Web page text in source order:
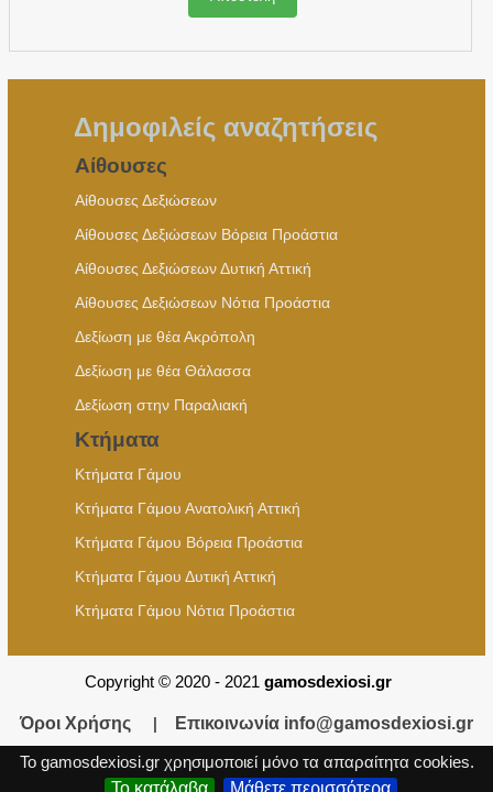
Το gamosdexiosi.gr χρησιμοποιεί μόνο τα απαραίτητα cookies.
Το κατάλαβα
Μάθετε περισσότερα
Δημοφιλείς αναζητήσεις
Αίθουσες
Αίθουσες Δεξιώσεων
Αίθουσες Δεξιώσεων Βόρεια Προάστια
Αίθουσες Δεξιώσεων Δυτική Αττική
Αίθουσες Δεξιώσεων Νότια Προάστια
Δεξίωση με θέα Ακρόπολη
Δεξίωση με θέα Θάλασσα
Δεξίωση στην Παραλιακή
Κτήματα
Κτήματα Γάμου
Κτήματα Γάμου Ανατολική Αττική
Κτήματα Γάμου Βόρεια Προάστια
Κτήματα Γάμου Δυτική Αττική
Κτήματα Γάμου Νότια Προάστια
Copyright © 2020 - 2021 gamosdexiosi.gr
Όροι Χρήσης | Επικοινωνία info@gamosdexiosi.gr